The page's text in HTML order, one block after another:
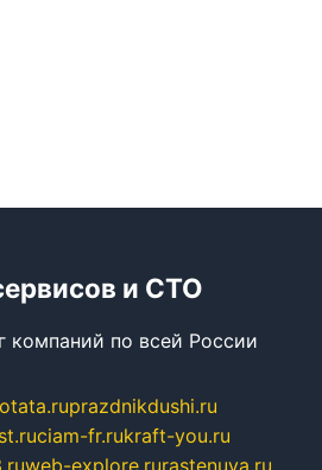
и СТО
компаний по всей России
prazdnikdushi.ru
ciam-fr.rukraft-you.ru